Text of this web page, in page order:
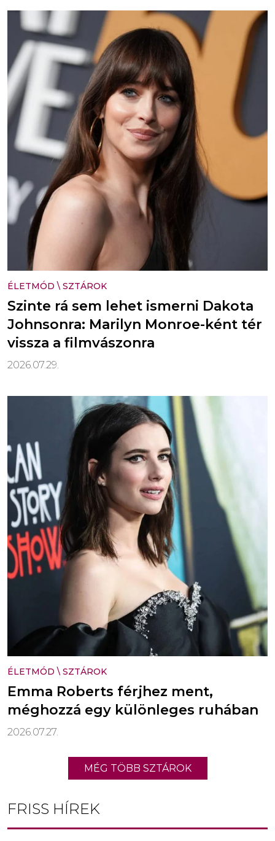
ÉLETMÓD \ SZTÁROK
Szinte rá sem lehet ismerni Dakota
Johnsonra: Marilyn Monroe-ként tér
vissza a filmvászonra
2026.07.29.
ÉLETMÓD \ SZTÁROK
Emma Roberts férjhez ment,
méghozzá egy különleges ruhában
2026.07.27.
MÉG TÖBB SZTÁROK
FRISS HÍREK